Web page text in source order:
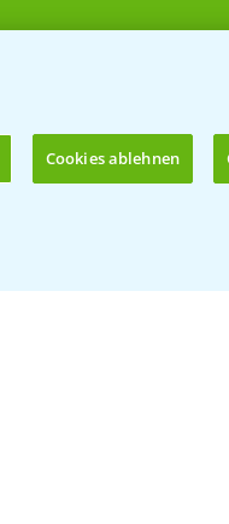
Cookies ablehnen